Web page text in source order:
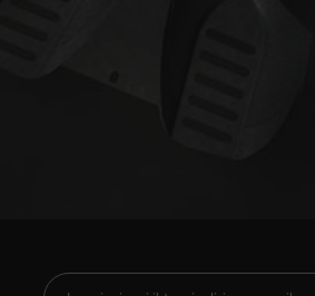
Inserisci
Iscriviti